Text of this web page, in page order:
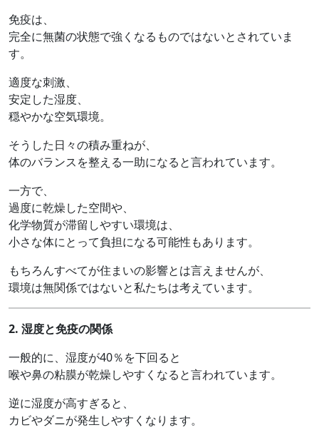
免疫は、
完全に無菌の状態で強くなるものではないとされていま
す。
適度な刺激、
安定した湿度、
穏やかな空気環境。
そうした日々の積み重ねが、
体のバランスを整える一助になると言われています。
一方で、
過度に乾燥した空間や、
化学物質が滞留しやすい環境は、
小さな体にとって負担になる可能性もあります。
もちろんすべてが住まいの影響とは言えませんが、
環境は無関係ではないと私たちは考えています。
2. 湿度と免疫の関係
一般的に、湿度が40％を下回ると
喉や鼻の粘膜が乾燥しやすくなると言われています。
逆に湿度が高すぎると、
カビやダニが発生しやすくなります。